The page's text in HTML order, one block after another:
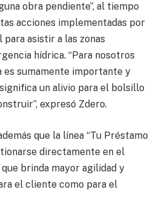
obra pendiente”, al tiempo
acciones implementadas por
asistir a las zonas
hídrica. “Para nosotros
es sumamente importante y
un alivio para el bolsillo
expresó Zdero.
que la línea “Tu Préstamo
directamente en el
brinda mayor agilidad y
el cliente como para el